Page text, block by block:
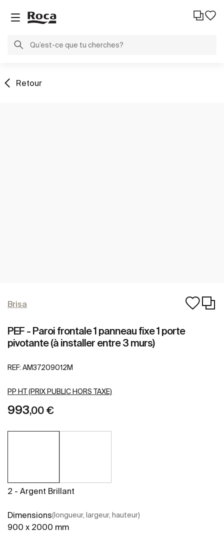
Retour
Brisa
PEF - Paroi frontale 1 panneau fixe 1 porte
pivotante (à installer entre 3 murs)
REF: AM37209012M
PP HT (PRIX PUBLIC HORS TAXE)
993,00 €
2 - Argent Brillant
Dimensions(longueur, largeur, hauteur)
900 x 2000 mm